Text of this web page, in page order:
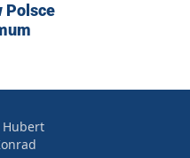
Polsce
Hubert